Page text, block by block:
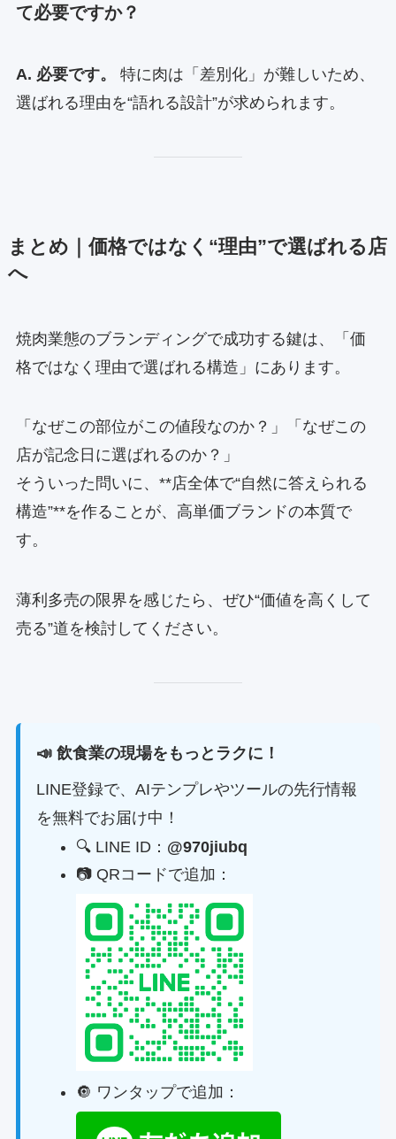
て必要ですか？
A. 必要です。
特に肉は「差別化」が難しいため、
選ばれる理由を“語れる設計”が求められます。
まとめ｜価格ではなく“理由”で選ばれる店
へ
焼肉業態のブランディングで成功する鍵は、「価
格ではなく理由で選ばれる構造」にあります。
「なぜこの部位がこの値段なのか？」「なぜこの
店が記念日に選ばれるのか？」
そういった問いに、**店全体で“自然に答えられる
構造”**を作ることが、高単価ブランドの本質で
す。
薄利多売の限界を感じたら、ぜひ“価値を高くして
売る”道を検討してください。
📣 飲食業の現場をもっとラクに！
LINE登録で、AIテンプレやツールの先行情報
を無料でお届け中！
🔍 LINE ID： @970jiubq
📷 QRコードで追加：
🔘 ワンタップで追加：